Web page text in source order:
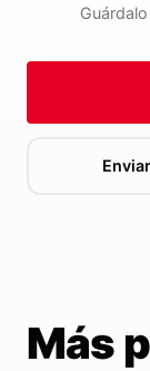
Enviar
Más